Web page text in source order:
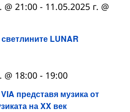
LUNAR
@ 21:00 - 11.05.2025 г. @
представя музика от
на XX век
@ 18:00 - 19:00